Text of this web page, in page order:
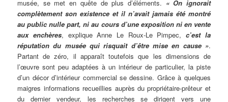
musée, se met en quête de plus d’éléments. « On ignorait
complètement son existence et il n’avait jamais été montré
au public nulle part, ni au cours d’une exposition ni en vente
aux enchères, explique Anne Le Roux-Le Pimpec,c’est la
réputation du musée qui risquait d’être mise en cause ».
Partant de zéro, il apparaît toutefois que les dimensions de
l’œuvre sont peu adaptées à un intérieur de particulier, la piste
d’un décor d’intérieur commercial se dessine. Grâce à quelques
maigres informations recueillies auprès du propriétaire-prêteur et
du dernier vendeur, les recherches se dirigent vers une